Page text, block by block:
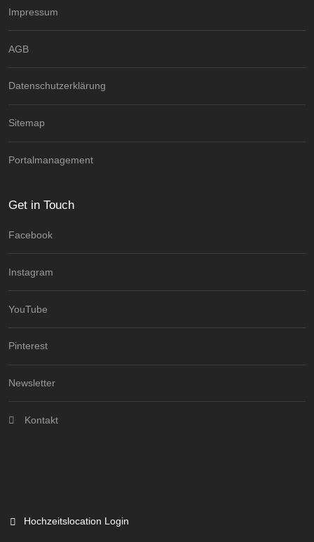
Impressum
AGB
Datenschutzerklärung
Sitemap
Portalmanagement
Get in Touch
Facebook
Instagram
YouTube
Pinterest
Newsletter
Kontakt
Hochzeitslocation Login